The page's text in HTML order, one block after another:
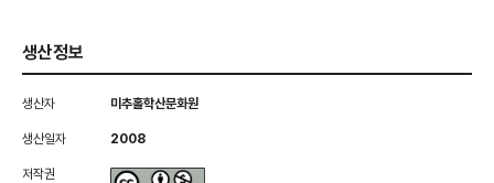
생산정보
생산자 미추홀학산문화원
생산일자 2008
저작권